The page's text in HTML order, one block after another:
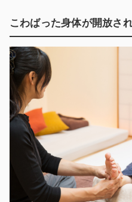
こわばった身体が開放さ